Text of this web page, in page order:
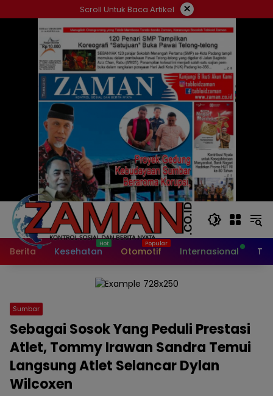
ke
Scroll Untuk Baca Artikel ×
Berita Kesehatan Otomotif Internasional
Sumbar
Sebagai Sosok Yang Peduli Prestasi
Atlet, Tommy Irawan Sandra Temui
Langsung Atlet Selancar Dylan
Wilcoxen